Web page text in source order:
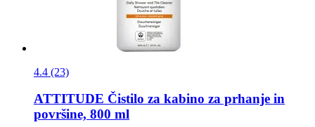
4.4 (23)
ATTITUDE Čistilo za kabino za prhanje in
površine, 800 ml